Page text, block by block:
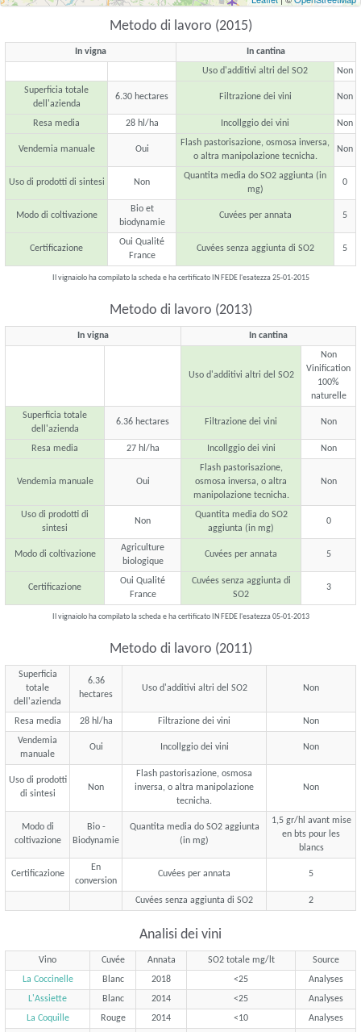
Metodo di lavoro (2015)
In vigna
In cantina
Uso d'additivi altri del SO2
Non
Superficia totale
dell'azienda
6.30 hectares Filtrazione dei vini Non
Resa media 28 hl/ha Incollggio dei vini Non
Vendemia manuale Oui
Flash pastorisazione, osmosa inversa,
o altra manipolazione tecnicha.
Non
Uso di prodotti di sintesi Non
Quantita media do SO2 aggiunta (in
mg)
0
Modo di coltivazione
Bio et
biodynamie
Cuvées per annata 5
Certificazione
Oui Qualité
France
Cuvées senza aggiunta di SO2 5
Il vignaiolo ha compilato la scheda e ha certificato IN FEDE l'esatezza 25-01-2015
Metodo di lavoro (2013)
In vigna In cantina
Uso d'additivi altri del SO2
Non
Vinification
100%
naturelle
Superficia totale
dell'azienda
6.36 hectares Filtrazione dei vini Non
Resa media 27 hl/ha Incollggio dei vini Non
Vendemia manuale Oui
Flash pastorisazione,
osmosa inversa, o altra
manipolazione tecnicha.
Non
Uso di prodotti di
sintesi
Non
Quantita media do SO2
aggiunta (in mg)
0
Modo di coltivazione
Agriculture
biologique
Cuvées per annata 5
Certificazione
Oui Qualité
France
Cuvées senza aggiunta di
SO2
3
Il vignaiolo ha compilato la scheda e ha certificato IN FEDE l'esatezza 05-01-2013
Metodo di lavoro (2011)
Superficia
totale
dell'azienda
6.36
hectares
Uso d'additivi altri del SO2 Non
Resa media 28 hl/ha Filtrazione dei vini
Non
Vendemia
manuale
Oui Incollggio dei vini Non
Uso di prodotti
di sintesi
Non
Flash pastorisazione, osmosa
inversa, o altra manipolazione
tecnicha.
Non
Modo di
coltivazione
Bio -
Biodynamie
Quantita media do SO2 aggiunta
(in mg)
1,5 gr/hl avant mise
en bts pour les
blancs
Certificazione
En
conversion
Cuvées per annata 5
Cuvées senza aggiunta di SO2 2
Analisi dei vini
Vino Cuvée Annata SO2 totale mg/lt
Source
La Coccinelle
Blanc 2018 <25
Analyses
L'Assiette
Blanc 2014 <25
Analyses
La Coquille
Rouge 2014 <10
Analyses